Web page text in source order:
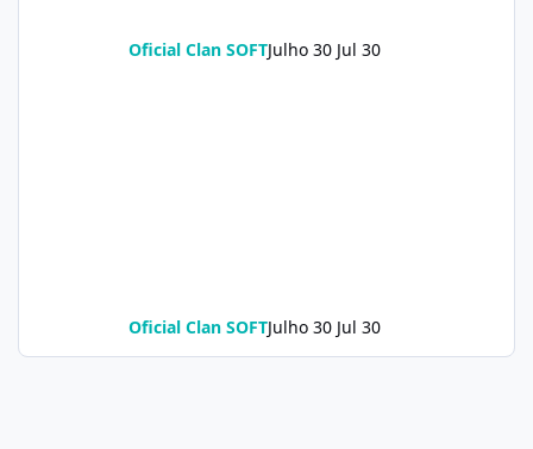
Oficial Clan SOFTJulho 30 Jul 30
Oficial Clan SOFTJulho 30 Jul 30